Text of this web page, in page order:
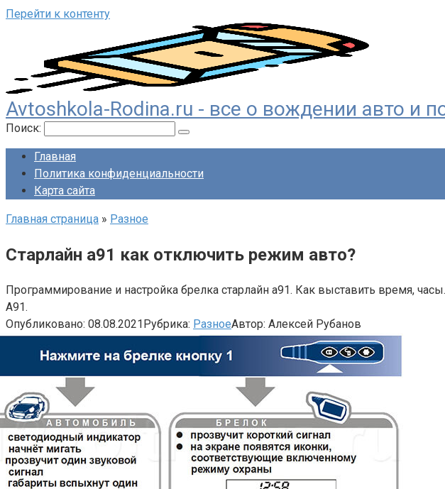
Перейти к контенту
Avtoshkola-Rodina.ru - все о вождении авто и
Поиск:
Главная
Политика конфиденциальности
Карта сайта
Главная страница » Разное
Старлайн а91 как отключить режим авто?
Программирование и настройка брелка старлайн а91. Как выставить время,
А91.
Опубликовано: 08.08.2021Рубрика: РазноеАвтор: Алексей Рубанов